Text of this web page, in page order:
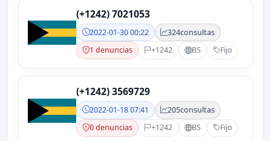
(+1242) 7021053
2022-01-30 00:22 324consultas
1 denuncias
+1242 BS Fijo
(+1242) 3569729
2022-01-18 07:41 205consultas
0 denuncias
+1242 BS Fijo